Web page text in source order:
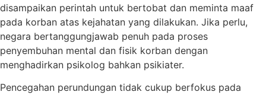
disampaikan perintah untuk bertobat dan meminta maaf
pada korban atas kejahatan yang dilakukan. Jika perlu,
negara bertanggungjawab penuh pada proses
penyembuhan mental dan fisik korban dengan
menghadirkan psikolog bahkan psikiater.
Pencegahan perundungan tidak cukup berfokus pada